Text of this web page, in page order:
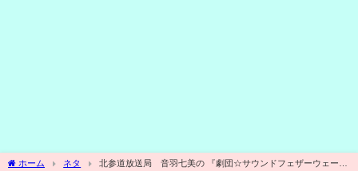
ホーム ネタ
北参道放送局 音羽七美の 『劇団☆サウンドフェザーウェー